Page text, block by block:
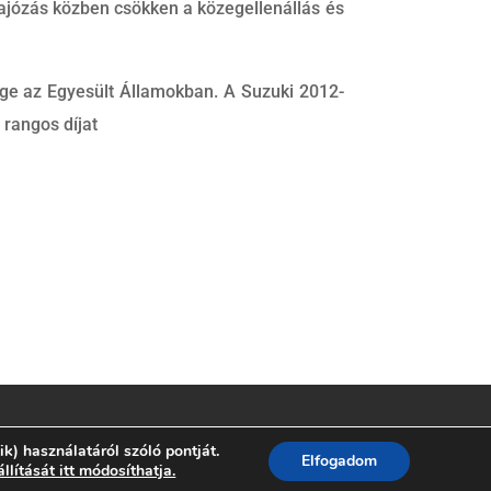
közben csökken a közegellenállás és
az Egyesült Államokban. A Suzuki 2012-
rangos díjat
használatáról szóló pontját.
itt módosíthatja.
Elfogadom